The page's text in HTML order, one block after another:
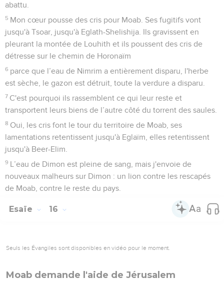
abattu.
5 Mon cœur pousse des cris pour Moab. Ses fugitifs vont
jusqu'à Tsoar, jusqu'à Eglath-Shelishija. Ils gravissent en
pleurant la montée de Louhith et ils poussent des cris de
détresse sur le chemin de Horonaïm
6 parce que l’eau de Nimrim a entièrement disparu, l'herbe
est sèche, le gazon est détruit, toute la verdure a disparu.
7 C'est pourquoi ils rassemblent ce qui leur reste et
transportent leurs biens de l’autre côté du torrent des saules.
8 Oui, les cris font le tour du territoire de Moab, ses
lamentations retentissent jusqu'à Eglaïm, elles retentissent
jusqu'à Beer-Elim.
9 L’eau de Dimon est pleine de sang, mais j'envoie de
nouveaux malheurs sur Dimon : un lion contre les rescapés
de Moab, contre le reste du pays.
Esaïe 16
Seuls les Évangiles sont disponibles en vidéo pour le moment.
Moab demande l'aide de Jérusalem